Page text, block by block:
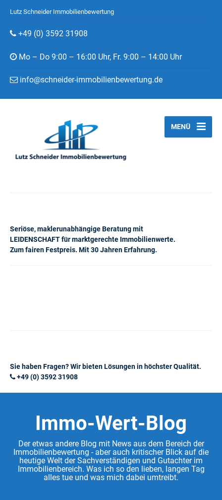
Lutz Schneider Immobilienbewertung
+49 (0) 3592 31908
Mo – Do 9:00 – 16:00 Uhr, Fr. 9:00 – 14:00 Uhr
info@schneider-immobilienbewertung.de
Seriöse, maklerunabhängige Beratung mit
LEIDENSCHAFT für marktgerechte Immobilienwerte.
Zum fairen Festpreis. Mit 30 Jahren Erfahrung.
MENÜ
Sie haben Fragen? Wir bieten Lösungen in höchster Qualität.
+49 (0) 3592 31908
Immo-Wert-Blog
Der etwas andere Blog mit News aus dem Bereich der
Immobilienbewertung - aber auch kritischer Blick auf die
heutige Welt der Sachverständigen und Gutachter im
Immobilienbereich. Was ich so den lieben, langen Tag
alles tue und was mich dabei umtreibt.